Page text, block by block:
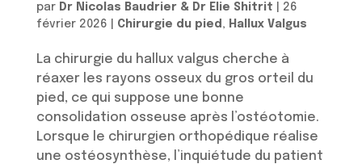
par Dr Nicolas Baudrier & Dr Elie Shitrit
26
février 2026
Chirurgie du pied , Hallux Valgus
La chirurgie du hallux valgus cherche à
réaxer les rayons osseux du gros orteil du
pied, ce qui suppose une bonne
consolidation osseuse après l’ostéotomie.
Lorsque le chirurgien orthopédique réalise
une ostéosynthèse, l’inquiétude du patient